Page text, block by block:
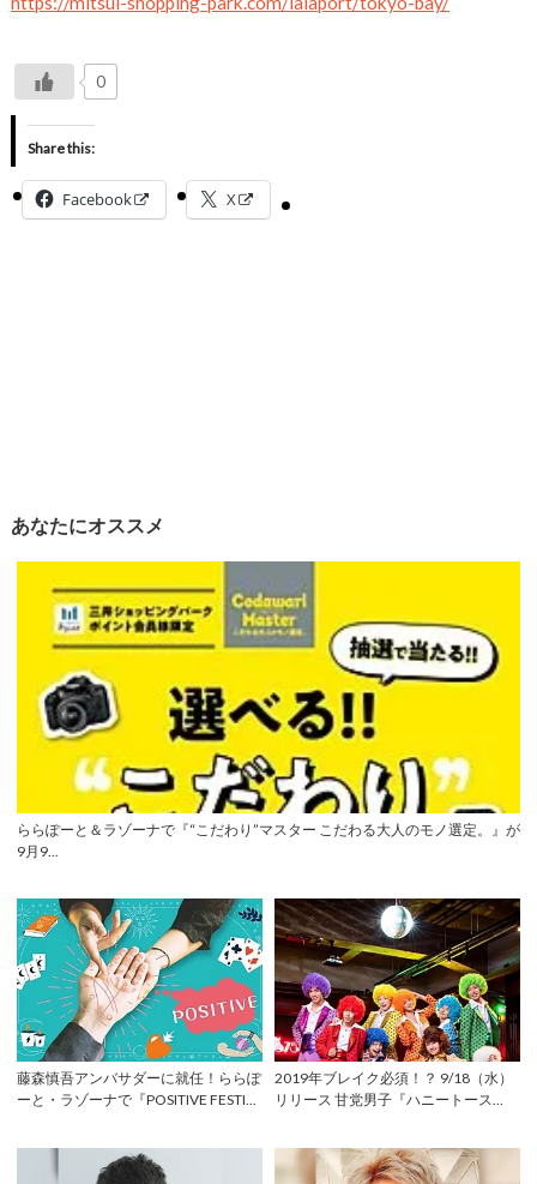
0
Share this:
Facebook X
あなたにオススメ
ららぽーと＆ラゾーナで『“こだわり”マスター こだわる大人のモノ選定。』が
9月9...
藤森慎吾アンバサダーに就任！ららぽ
ーと・ラゾーナで『POSITIVE FESTI...
2019年ブレイク必須！？ 9/18（水）
リリース 甘党男子『ハニートース